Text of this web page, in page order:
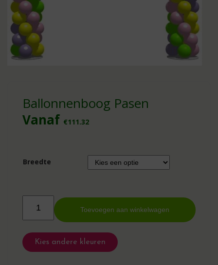
Ballonnenboog Pasen
Vanaf €111.32
Breedte
Ballonnenboog
Pasen
aantal
Toevoegen aan winkelwagen
Kies andere kleuren